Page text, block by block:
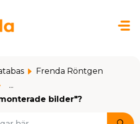
Frenda Röntgen
...
bilder"?